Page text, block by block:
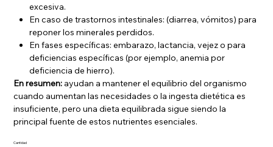
excesiva.
En caso de trastornos intestinales: (diarrea, vómitos) para
reponer los minerales perdidos.
En fases específicas: embarazo, lactancia, vejez o para
deficiencias específicas (por ejemplo, anemia por
deficiencia de hierro).
En resumen: ayudan a mantener el equilibrio del organismo
cuando aumentan las necesidades o la ingesta dietética es
insuficiente, pero una dieta equilibrada sigue siendo la
principal fuente de estos nutrientes esenciales.
Cantidad